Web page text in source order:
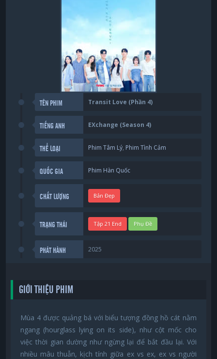
TÊN PHIM Transit Love (Phần 4)
TIẾNG ANH EXchange (Season 4)
THỂ LOẠI Phim Tâm Lý, Phim Tình Cảm
QUỐC GIA Phim Hàn Quốc
CHẤT LƯỢNG Bản Đẹp
TRẠNG THÁI Tập 21 End Phụ Đề
PHÁT HÀNH 2025
GIỚI THIỆU PHIM
Mùa 4 được quảng bá với biểu tượng đồng hồ cát nằm
ngang (hourglass lying on its side), như cột mốc cho
việc thời gian dường như ngừng lại để bắt đầu lại. Với
nhiều mâu thuẫn, kịch tính giữa ex vs ex, ex vs người